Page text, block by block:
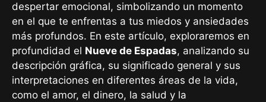
despertar emocional, simbolizando un momento
en el que te enfrentas a tus miedos y ansiedades
más profundos. En este artículo, exploraremos en
profundidad el Nueve de Espadas, analizando su
descripción gráfica, su significado general y sus
interpretaciones en diferentes áreas de la vida,
como el amor, el dinero, la salud y la